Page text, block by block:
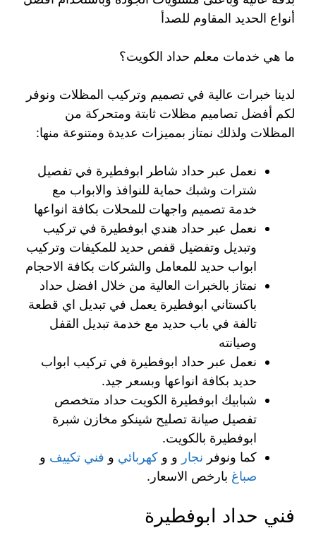
أنواع الحديد المقاوم للصدأ
ما هي خدمات معلم حداد الكويت؟
لدينا خبرات عالية في تصميم وتركيب المظلات ونوفر
لكم أفضل تصاميم مظلات ثابتة ومتحركة من
المظلات ولذلك نمتاز بمميزات عديدة ومتنوعة منها:
نعمل عبر حداد شاطر ابوفطيرة في تفصيل
شترات وشبك حماية للنوافذ والابواب مع
خدمة تصميم واجهات للمحلات بكافة انواعها
نعمل عبر حداد هندي ابوفطيرة في تركيب
وتبديل وتفضيل قفص حديد للمكيفات وتركيب
ابواب حديد للمعامل والشركات بكافة الاحجام
نمتاز بالخبرات العالية من خلال افضل حداد
باكستاني ابوفطيرة يعمل في تبديل اي قطعة
تالفة في باب حديد مع خدمة تبديل القفل
وصيانته
نعمل عبر حداد ابوفطيرة في تركيب ابواب
حديد بكافة انواعها وبسعر جيد.
شبابيك ابوفطيرة الكويت حداد متخصص
تفصيل صيانة تصليح شينكو مخازن شبرة
ابوفطيرة بالكويت.
كما ونوفر نجار و و كهربائي و فني تكييف و
صباغ بارخص الاسعار.
فني حداد ابوفطيرة